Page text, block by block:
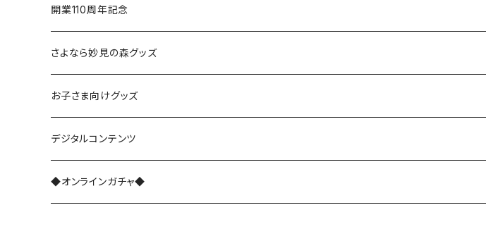
鉄道模型（Nゲージ）
さよなら復刻塗装車両
能勢1700系
レジェンド1757
さよなら1755
能勢3100系
能勢5100系
開業110周年記念
さよなら妙見の森グッズ
お子さま向けグッズ
デジタルコンテンツ
◆オンラインガチャ◆